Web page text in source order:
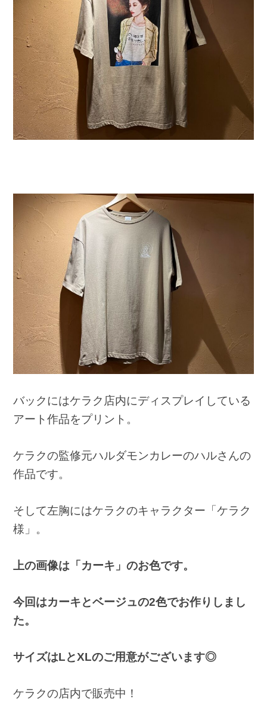
バックにはケラク店内にディスプレイしている
アート作品をプリント。
ケラクの監修元ハルダモンカレーのハルさんの
作品です。
そして左胸にはケラクのキャラクター「ケラク
様」。
上の画像は「カーキ」のお色です。
今回はカーキとベージュの2色でお作りしまし
た。
サイズはLとXLのご用意がございます◎
ケラクの店内で販売中！